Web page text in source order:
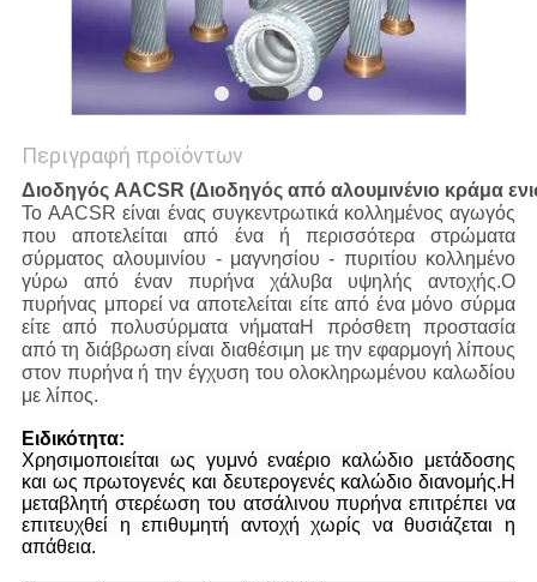
Περιγραφή προϊόντων
Διοδηγός AACSR (Διοδηγός από αλουμινένιο κράμα
Το AACSR είναι ένας συγκεντρωτικά κολλημένος αγωγός
που αποτελείται από ένα ή περισσότερα στρώματα
σύρματος αλουμινίου - μαγνησίου - πυριτίου κολλημένο
γύρω από έναν πυρήνα χάλυβα υψηλής αντοχής.Ο
πυρήνας μπορεί να αποτελείται είτε από ένα μόνο σύρμα
είτε από πολυσύρματα νήματαΗ πρόσθετη προστασία
από τη διάβρωση είναι διαθέσιμη με την εφαρμογή λίπους
στον πυρήνα ή την έγχυση του ολοκληρωμένου καλωδίου
με λίπος.
Ειδικότητα:
Χρησιμοποιείται ως γυμνό εναέριο καλώδιο μετάδοσης
και ως πρωτογενές και δευτερογενές καλώδιο διανομής.Η
μεταβλητή στερέωση του ατσάλινου πυρήνα επιτρέπει να
επιτευχθεί η επιθυμητή αντοχή χωρίς να θυσιάζεται η
απάθεια.